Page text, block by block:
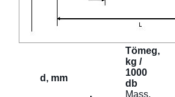
d, mm
Tömeg,
kg /
1000
db
Mass,